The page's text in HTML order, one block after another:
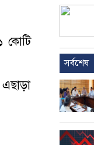
কোটি
সর্বশেষ